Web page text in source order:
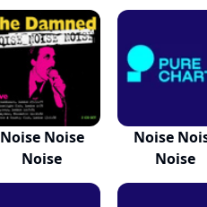
Noise Noise
Noise
Noise
Noise